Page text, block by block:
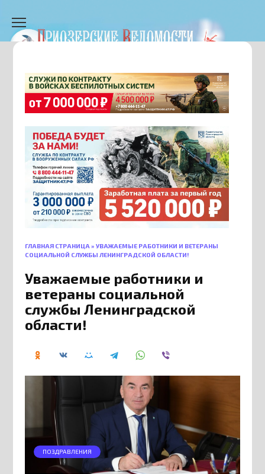
содержанию
ГЛАВНАЯ СТРАНИЦА »УВАЖАЕМЫЕ РАБОТНИКИ И ВЕТЕРАНЫ
СОЦИАЛЬНОЙ СЛУЖБЫ ЛЕНИНГРАДСКОЙ ОБЛАСТИ!
Уважаемые работники и
ветераны социальной
службы Ленинградской
области!
ПОЗДРАВЛЕНИЯ